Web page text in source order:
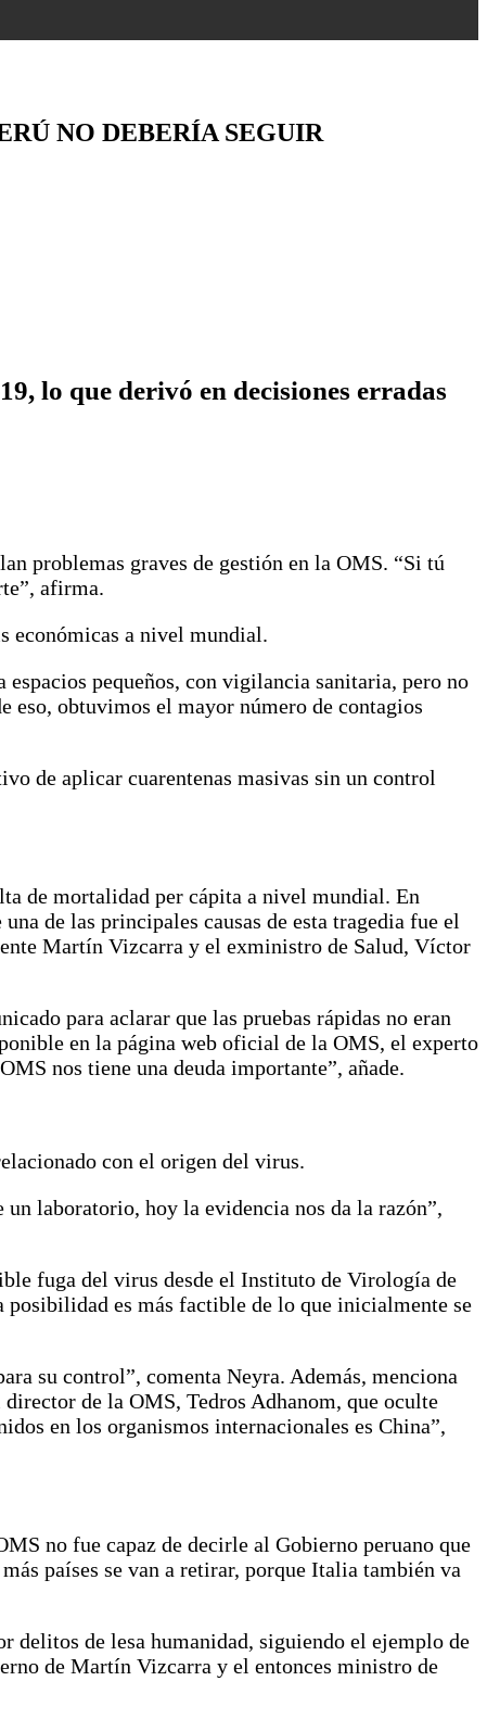
NO DEBERÍA SEGUIR
lo que derivó en decisiones erradas
problemas graves de gestión en la OMS. “Si tú
afirma.
económicas a nivel mundial.
pequeños, con vigilancia sanitaria, pero no
eso, obtuvimos el mayor número de contagios
de aplicar cuarentenas masivas sin un control
de mortalidad per cápita a nivel mundial. En
de las principales causas de esta tragedia fue el
Martín Vizcarra y el exministro de Salud, Víctor
para aclarar que las pruebas rápidas no eran
en la página web oficial de la OMS, el experto
nos tiene una deuda importante”, añade.
con el origen del virus.
laboratorio, hoy la evidencia nos da la razón”,
fuga del virus desde el Instituto de Virología de
posibilidad es más factible de lo que inicialmente se
su control”, comenta Neyra. Además, menciona
de la OMS, Tedros Adhanom, que oculte
en los organismos internacionales es China”,
no fue capaz de decirle al Gobierno peruano que
países se van a retirar, porque Italia también va
delitos de lesa humanidad, siguiendo el ejemplo de
de Martín Vizcarra y el entonces ministro de